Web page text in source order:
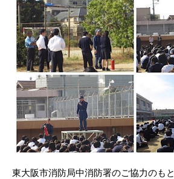
東大阪市消防局中消防署のご協力のも